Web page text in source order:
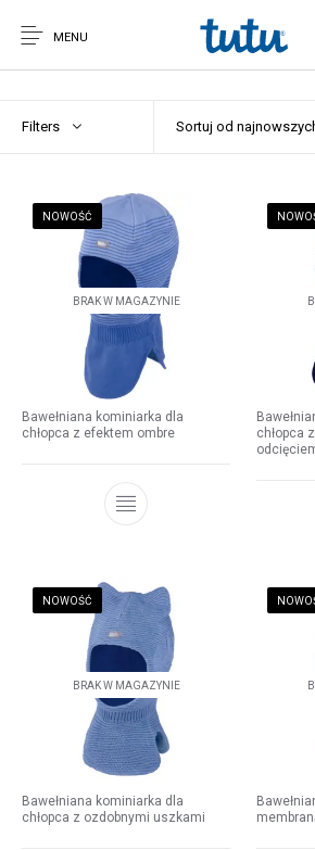
MENU
Filters Sortuj od
NOWOŚĆ
BRAK W MAGAZYNIE
Bawełniana kominiarka dla
chłopca z efektem ombre
chłopca
NOWOŚĆ
BRAK W MAGAZYNIE
Bawełniana kominiarka dla
chłopca z ozdobnymi uszkami